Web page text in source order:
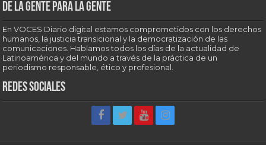
De la gente para la gente
En VOCES Diario digital estamos comprometidos con los derechos
humanos, la justicia transicional y la democratización de las
comunicaciones. Hablamos todos los días de la actualidad de
Latinoamérica y del mundo a través de la práctica de un
periodismo responsable, ético y profesional.
Redes sociales